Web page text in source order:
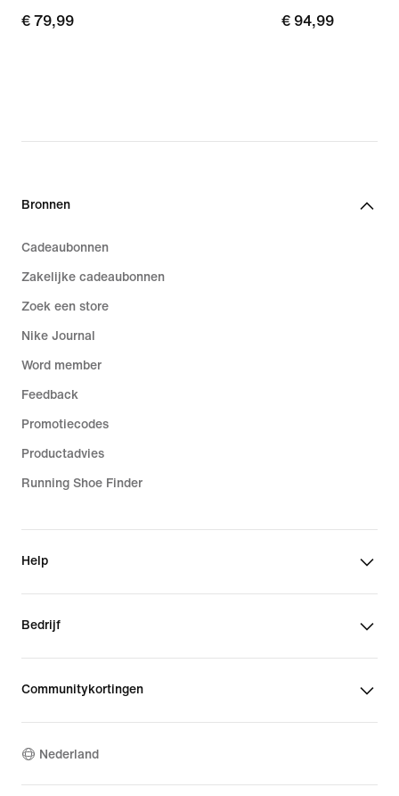
€ 79,99
€ 79,99
€ 94,99
€ 94,99
Bronnen
Cadeaubonnen
Zakelijke cadeaubonnen
Zoek een store
Nike Journal
Word member
Feedback
Promotiecodes
Productadvies
Running Shoe Finder
Help
Bedrijf
Communitykortingen
Nederland